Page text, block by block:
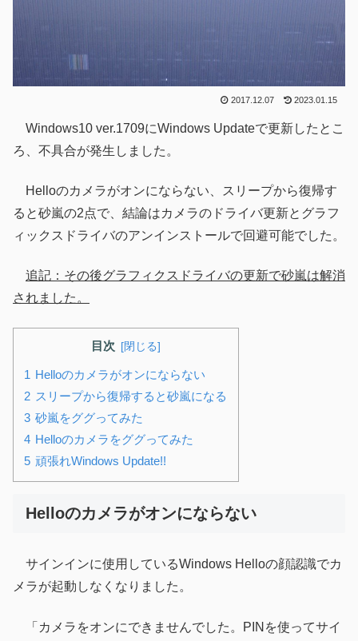
2017.12.07 2023.01.15
Windows10 ver.1709にWindows Updateで更新したとこ
ろ、不具合が発生しました。
Helloのカメラがオンにならない、スリープから復帰す
ると砂嵐の2点で、結論はカメラのドライバ更新とグラフ
ィックスドライバのアンインストールで回避可能でした。
追記：その後グラフィクスドライバの更新で砂嵐は解消
されました。
目次
Helloのカメラがオンにならない
スリープから復帰すると砂嵐になる
砂嵐をググってみた
Helloのカメラをググってみた
頑張れWindows Update!!
Helloのカメラがオンにならない
サインインに使用しているWindows Helloの顔認識でカ
メラが起動しなくなりました。
「カメラをオンにできませんでした。PINを使ってサイ